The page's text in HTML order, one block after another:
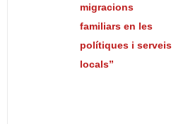
migracions
familiars en les
polítiques i serveis
locals”